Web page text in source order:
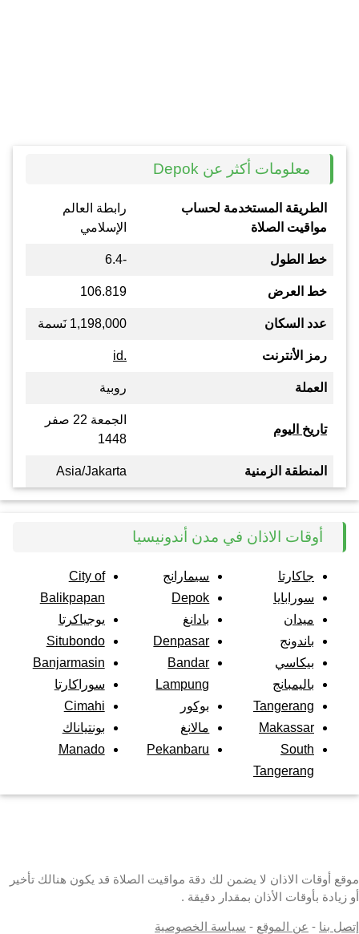
معلومات أكثر عن Depok
الطريقة المستخدمة لحساب
مواقيت الصلاة
رابطة العالم
الإسلامي
خط الطول -6.4
خط العرض 106.819
عدد السكان 1,198,000 نَسمة
رمز الأنترنت .id
العملة روبية
تاريخ اليوم
الجمعة 22 صفر
1448
المنطقة الزمنية Asia/Jakarta
أوقات الاذان في مدن أندونيسيا
جاكارتا
سورابايا
ميدان
باندونج
بيكاسي
باليمبانج
Tangerang
Makassar
South
Tangerang
سيمارانج
Depok
بادانغ
Denpasar
Bandar
Lampung
بوكور
مالانغ
Pekanbaru
City of
Balikpapan
يوجياكرتا
Situbondo
Banjarmasin
سوراكارتا
Cimahi
بونتياناك
Manado
موقع أوقات الاذان لا يضمن لك دقة مواقيت الصلاة قد يكون هنالك تأخير
أو زيادة بأوقات الأذان بمقدار دقيقة .
إتصل بنا - عن الموقع - سياسة الخصوصية